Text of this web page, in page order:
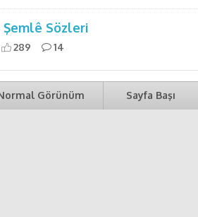
Şemlê Sözleri
289 14
Görünüm Sayfa Başı